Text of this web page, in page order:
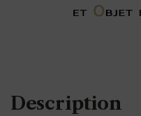
Description